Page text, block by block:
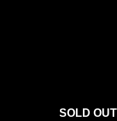
SOLD OUT